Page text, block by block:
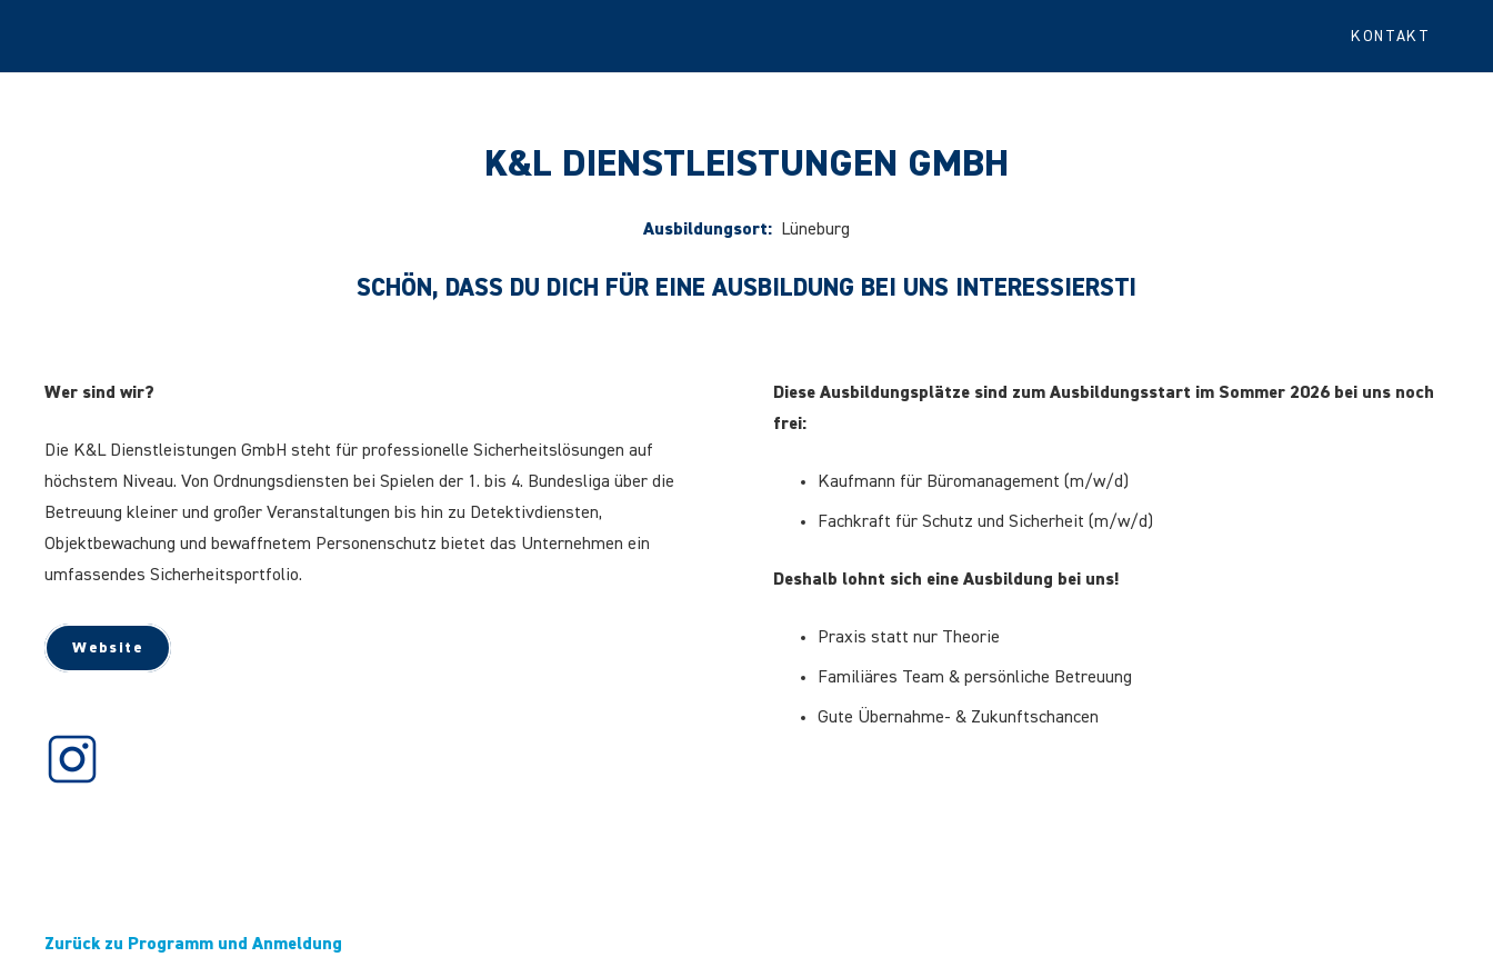
KONTAKT
K&L DIENSTLEISTUNGEN GMBH
Ausbildungsort: Lüneburg
SCHÖN, DASS DU DICH FÜR EINE AUSBILDUNG BEI UNS INTERESSIERST!
Wer sind wir?
Die K&L Dienstleistungen GmbH steht für professionelle Sicherheitslösungen auf
höchstem Niveau. Von Ordnungsdiensten bei Spielen der 1. bis 4. Bundesliga über die
Betreuung kleiner und großer Veranstaltungen bis hin zu Detektivdiensten,
Objektbewachung und bewaffnetem Personenschutz bietet das Unternehmen ein
umfassendes Sicherheitsportfolio.
Website
Diese Ausbildungsplätze sind zum Ausbildungsstart im Sommer 2026 bei uns noch
frei:
Kaufmann für Büromanagement (m/w/d)
Fachkraft für Schutz und Sicherheit (m/w/d)
Deshalb lohnt sich eine Ausbildung bei uns!
Praxis statt nur Theorie
Familiäres Team & persönliche Betreuung
Gute Übernahme- & Zukunftschancen
Zurück zu Programm und Anmeldung